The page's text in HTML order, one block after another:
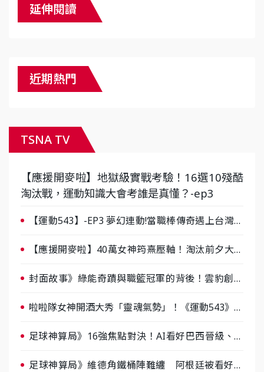
延伸閱讀
近期熱門
TSNA TV
【應援開麥啦】地獄級實戰考驗！16選10殘酷
淘汰戰，運動知識大會考誰是真懂？-ep3
【運動543】-EP3 夢幻連動!當職棒傳奇遇上台灣女
【應援開麥啦】40萬女神筠熹壓軸！淘汰前夕大混
封面故事》綠能奇蹟與職籃冠軍的背後！雲豹創辦
啦啦隊女神開酒大秀「靈魂氣勢」！《運動543》微
足球神算局》16強焦點對決！AI看好巴西晉級、數
足球神算局》維德角鐵桶陣難纏 阿根廷被看好下